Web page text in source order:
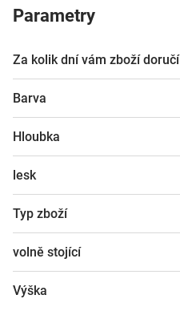
Parametry
Za kolik dní vám zboží doručí
Barva
Hloubka
lesk
Typ zboží
volně stojící
Výška